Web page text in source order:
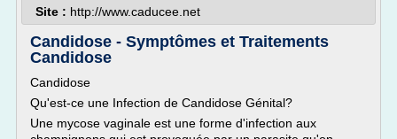
Site : http://www.caducee.net
Candidose - Symptômes et Traitements
Candidose
Candidose
Qu'est-ce une Infection de Candidose Génital?
Une mycose vaginale est une forme d'infection aux